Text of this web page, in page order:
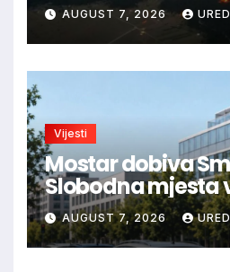
Blidinje!
AUGUST 7, 2026
Vijesti
Mostar dobiva
Slobodna mjesta
aplikaciji
AUGUST 7, 2026